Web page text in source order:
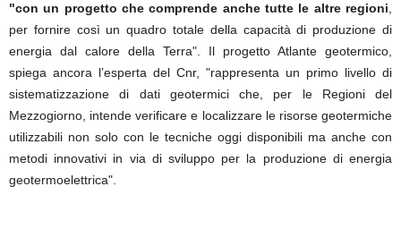
"con un progetto che comprende anche tutte le altre regioni
per fornire così un quadro totale della capacità di produzione di
energia dal calore della Terra". Il progetto Atlante geotermico,
spiega ancora l’esperta del Cnr, "rappresenta un primo livello di
sistematizzazione di dati geotermici che, per le Regioni del
Mezzogiorno, intende verificare e localizzare le risorse geotermiche
utilizzabili non solo con le tecniche oggi disponibili ma anche con
metodi innovativi in via di sviluppo per la produzione di energia
geotermoelettrica".